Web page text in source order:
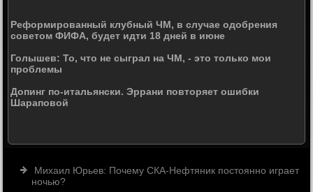
Реформированный клубный ЧМ, в случае одобрения
советом ФИФА, будет идти 18 дней в июне
Голышев: То, что не сыграл на ЧМ, - это только мои
проблемы
Допинг по-итальянски. Эррани повторяет ошибки
Шараповой
Михаил Юрьев: Почему СКА-Нефтяник постоянно играет
ночью?